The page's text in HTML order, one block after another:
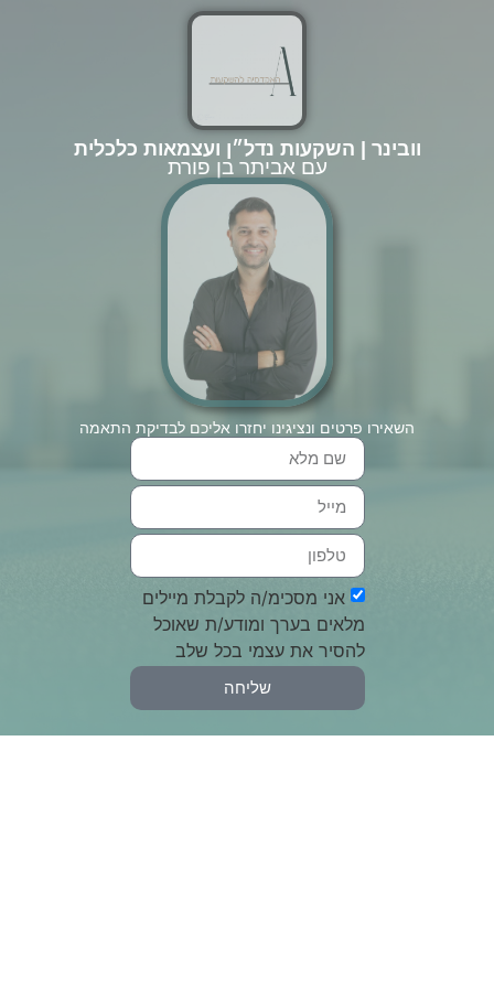
וובינר | השקעות נדל״ן ועצמאות כלכלית
עם אביתר בן פורת
השאירו פרטים ונציגינו יחזרו אליכם לבדיקת התאמה
אני מסכימ/ה לקבלת מיילים
מלאים בערך ומודע/ת שאוכל
להסיר את עצמי בכל שלב
שליחה